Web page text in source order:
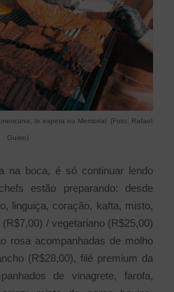
te espera no Memorial (Foto: Rafael
Guirro)
na boca, é só continuar lendo
estão preparando: desde
linguiça, coração, kafta, misto,
/ vegetariano (R$25,00)
rosa acompanhadas de molho
(R$28,00), filé premium da
de vinagrete, farofa,